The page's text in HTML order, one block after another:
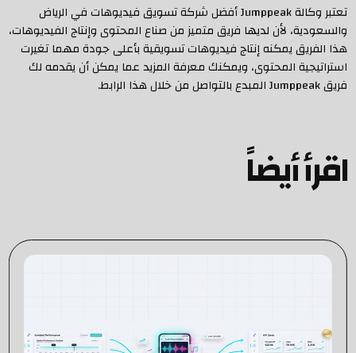
تعتبر وكالة Jumppeak أفضل شركة تسويق فيديوهات في الرياض
والسعودية، لأن لديها فريق متميز من صناع المحتوى وإنتاج الفيديوهات،
هذا الفريق يمكنه إنتاج فيديوهات تسويقية بأعلى جودة مهما تغيرت
استراتيجية المحتوى، ويمكنك معرفة المزيد عما يمكن أن يقدمه لك
فريق Jumppeak المبدع بالتواصل من خلال هذا الرابط.
اقرأ أيضاً